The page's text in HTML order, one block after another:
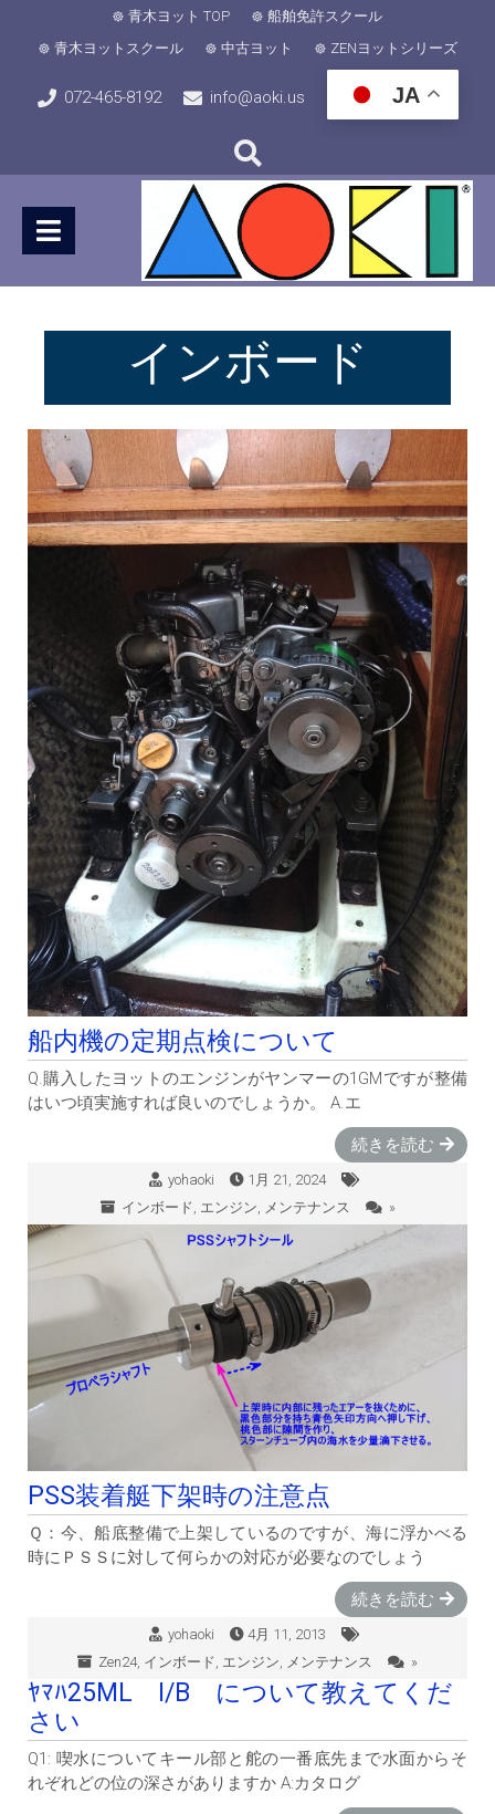
青木ヨット TOP
船舶免許スクール
青木ヨットスクール
中古ヨット ZENヨットシリーズ
072-465-8192 info@aoki.us JA
インボード
船内機の定期点検について
Q.購入したヨットのエンジンがヤンマーの1GMですが整備
はいつ頃実施すれば良いのでしょうか。 A.エ
続きを読む
yohaoki
1月 21, 2024
インボード エンジン メンテナンス »
PSS装着艇下架時の注意点
Ｑ：今、船底整備で上架しているのですが、海に浮かべる
時にＰＳＳに対して何らかの対応が必要なのでしょう
続きを読む
yohaoki
4月 11, 2013
Zen24, インボード, エンジン, メンテナンス »
ﾔﾏﾊ25ML I/B について教えてくだ
さい
Q1: 喫水についてキール部と舵の一番底先まで水面からそ
れぞれどの位の深さがありますか A:カタログ